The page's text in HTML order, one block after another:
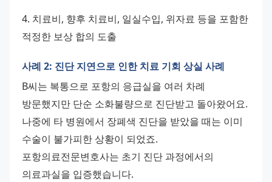
4. 치료비, 향후 치료비, 일실수입, 위자료 등을 포함한
적정한 보상 합의 도출
사례 2: 진단 지연으로 인한 치료 기회 상실 사례
B씨는 복통으로 포항의 응급실을 여러 차례
방문했지만 단순 소화불량으로 진단받고 돌아왔어요.
나중에 타 병원에서 장폐색 진단을 받았을 때는 이미
수술이 불가피한 상황이 되었죠.
포항의료전문변호사는 초기 진단 과정에서의
의료과실을 입증했습니다.